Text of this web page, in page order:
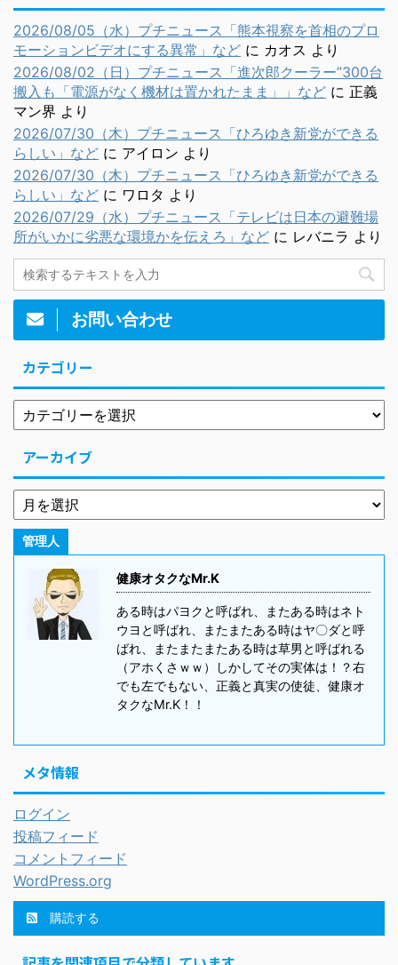
2026/08/05（水）プチニュース「熊本視察を首相のプロ
モーションビデオにする異常」など に カオス より
2026/08/02（日）プチニュース「進次郎クーラー”300台
搬入も「電源がなく機材は置かれたまま」」など に 正義
マン界 より
2026/07/30（木）プチニュース「ひろゆき新党ができる
らしい」など に アイロン より
2026/07/30（木）プチニュース「ひろゆき新党ができる
らしい」など に ワロタ より
2026/07/29（水）プチニュース「テレビは日本の避難場
所がいかに劣悪な環境かを伝えろ」など に レバニラ より
お問い合わせ
カテゴリー
アーカイブ
管理人
健康オタクなMr.K
ある時はパヨクと呼ばれ、またある時はネト
ウヨと呼ばれ、またまたある時はヤ〇ダと呼
ばれ、またまたまたある時は草男と呼ばれる
（アホくさｗｗ）しかしてその実体は！？右
でも左でもない、正義と真実の使徒、健康オ
タクなMr.K！！
メタ情報
ログイン
投稿フィード
コメントフィード
WordPress.org
購読する